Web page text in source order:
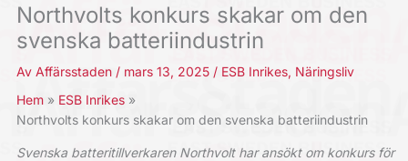
Northvolts konkurs skakar om den
svenska batteriindustrin
Av Affärsstaden / mars 13, 2025 / ESB Inrikes, Näringsliv
Hem
ESB Inrikes
Northvolts konkurs skakar om den svenska batteriindustrin
Svenska batteritillverkaren Northvolt har ansökt om konkurs för